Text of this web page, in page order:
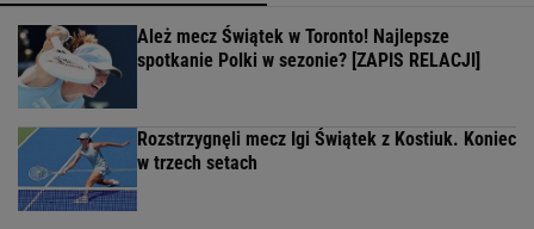
Ależ mecz Świątek w Toronto! Najlepsze
spotkanie Polki w sezonie? [ZAPIS RELACJI]
Rozstrzygnęli mecz Igi Świątek z Kostiuk. Koniec
w trzech setach